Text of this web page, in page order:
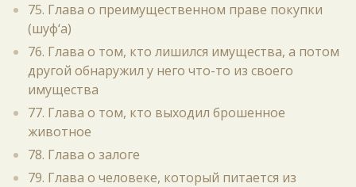
75. Глава о преимущественном праве покупки
(шуф‘а)
76. Глава о том, кто лишился имущества, а потом
другой обнаружил у него что-то из своего
имущества
77. Глава о том, кто выходил брошенное
животное
78. Глава о залоге
79. Глава о человеке, который питается из